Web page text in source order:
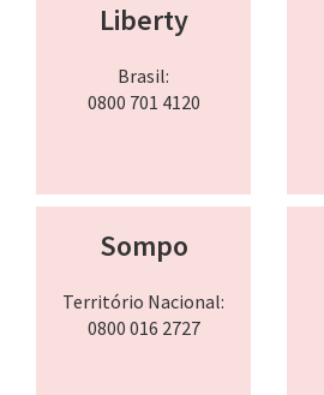
Liberty
Brasil:
0800 701 4120
Sompo
Território Nacional:
0800 016 2727